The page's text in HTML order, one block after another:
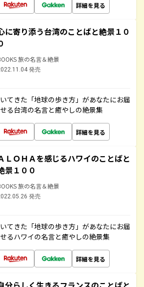
詳細を見る
に寄り添う台湾のことばと絶景１０
旅の名言＆絶景
発売
てきた「地球の歩き方」があなたにお届
る台湾の名言と癒やしの絶景集
詳細を見る
ＬＯＨＡを感じるハワイのことばと
景１００
旅の名言＆絶景
発売
てきた「地球の歩き方」があなたにお届
るハワイの名言と癒やしの絶景集
詳細を見る